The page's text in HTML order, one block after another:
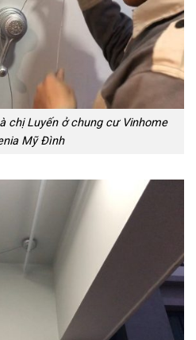
chị Luyến ở chung cư Vinhome
Mỹ Đình